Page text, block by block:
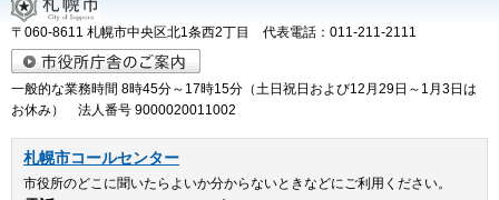
〒060-8611 札幌市中央区北1条西2丁目 代表電話：011-211-2111
一般的な業務時間 8時45分～17時15分（土日祝日および12月29日～1月3日は
お休み） 法人番号 9000020011002
札幌市コールセンター
市役所のどこに聞いたらよいか分からないときなどにご利用ください。